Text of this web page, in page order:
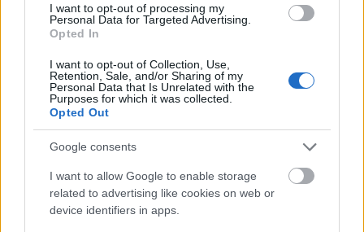
I want to opt-out of processing my
Personal Data for Targeted Advertising.
Opted In
I want to opt-out of Collection, Use,
Retention, Sale, and/or Sharing of my
Personal Data that Is Unrelated with the
Purposes for which it was collected.
Opted Out
Google consents
I want to allow Google to enable storage
related to advertising like cookies on web or
device identifiers in apps.
LAdy Gaga denevérkabátja
Northfoto
A dominajelmez: